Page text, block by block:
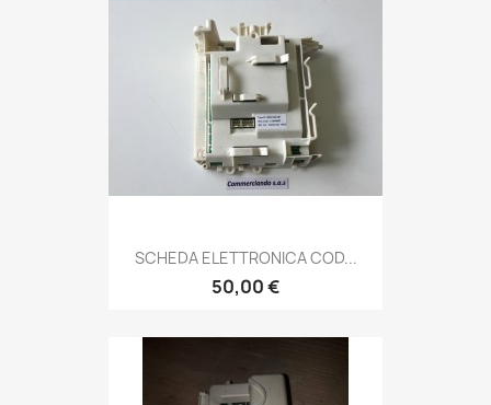
SCHEDA ELETTRONICA COD...
50,00 €